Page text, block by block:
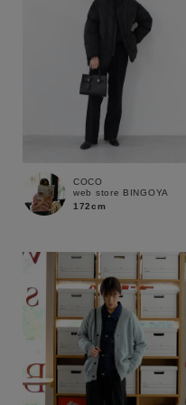
キーワード
性別
MENS
カテゴリ
COCO
web store BINGOYA
172cm